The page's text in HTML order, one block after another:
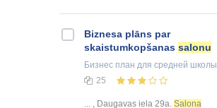
Biznesa plāns par
skaistumkopšanas salonu
Бизнес план для средней школы
25
... , Daugavas iela 29a. Salona